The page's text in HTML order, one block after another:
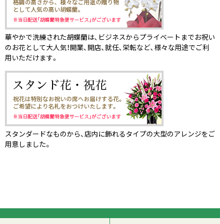
華やかで洗練された胡蝶蘭は、ビジネスからプライベートまでお祝い
のお花として大人気！開業、開店、就任、栄転など、様々な用途でご利
用いただけます。
スタンダードなものから、店内に飾れるタイプの大型のアレンジをご
用意しました。